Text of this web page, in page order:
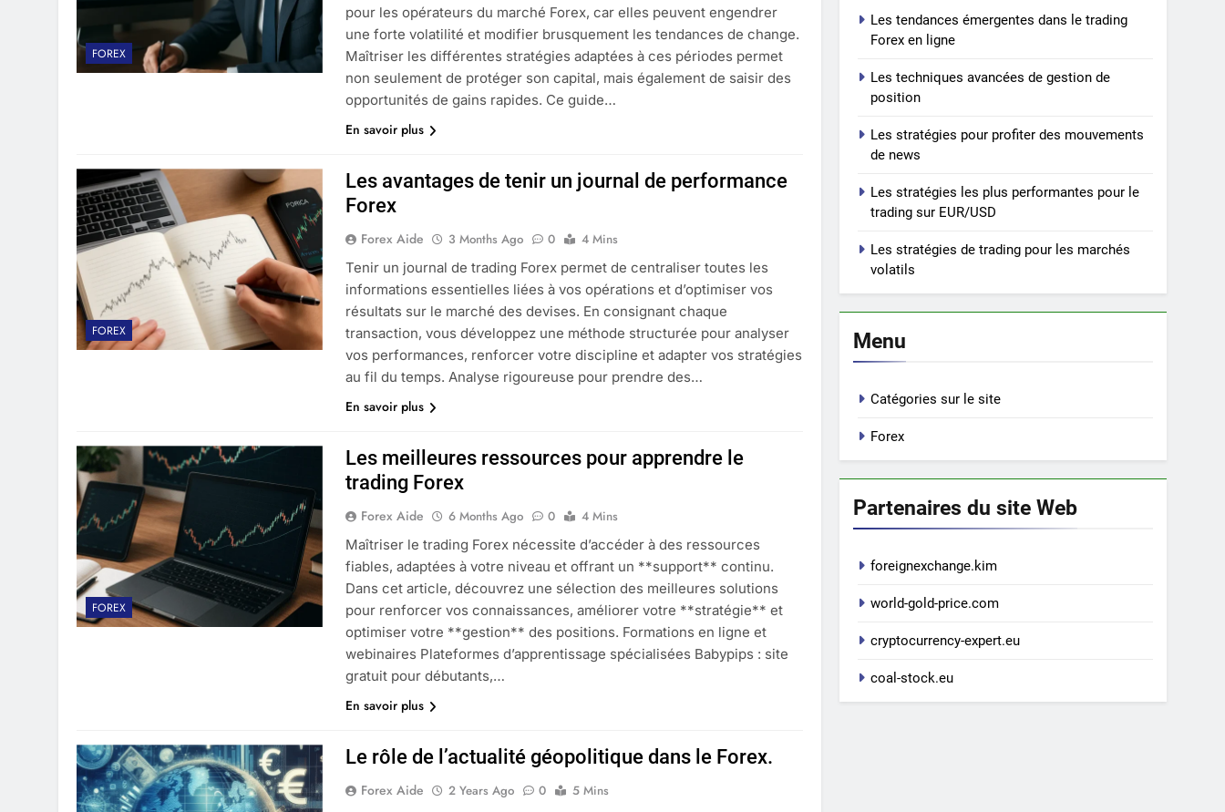
FOREX
pour les opérateurs du marché Forex, car elles peuvent engendrer
une forte volatilité et modifier brusquement les tendances de change.
Maîtriser les différentes stratégies adaptées à ces périodes permet
non seulement de protéger son capital, mais également de saisir des
opportunités de gains rapides. Ce guide…
En savoir plus
FOREX
Les avantages de tenir un journal de performance
Forex
Forex Aide 3 Months Ago 0
4 Mins
Tenir un journal de trading Forex permet de centraliser toutes les
informations essentielles liées à vos opérations et d’optimiser vos
résultats sur le marché des devises. En consignant chaque
transaction, vous développez une méthode structurée pour analyser
vos performances, renforcer votre discipline et adapter vos stratégies
au fil du temps. Analyse rigoureuse pour prendre des…
En savoir plus
FOREX
Les meilleures ressources pour apprendre le
trading Forex
Forex Aide 6 Months Ago 0
4 Mins
Maîtriser le trading Forex nécessite d’accéder à des ressources
fiables, adaptées à votre niveau et offrant un **support** continu.
Dans cet article, découvrez une sélection des meilleures solutions
pour renforcer vos connaissances, améliorer votre **stratégie** et
optimiser votre **gestion** des positions. Formations en ligne et
webinaires Plateformes d’apprentissage spécialisées Babypips : site
gratuit pour débutants,…
En savoir plus
Le rôle de l’actualité géopolitique dans le Forex.
Forex Aide 2 Years Ago 0
5 Mins
Les tendances émergentes dans le trading
Forex en ligne
Les techniques avancées de gestion de
position
Les stratégies pour profiter des mouvements
de news
Les stratégies les plus performantes pour le
trading sur EUR/USD
Les stratégies de trading pour les marchés
volatils
Menu
Catégories sur le site
Forex
Partenaires du site Web
foreignexchange.kim
world-gold-price.com
cryptocurrency-expert.eu
coal-stock.eu